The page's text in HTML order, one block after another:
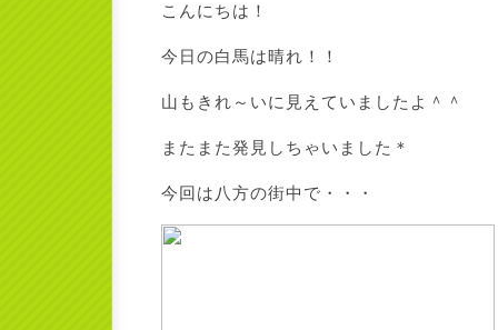
こんにちは！
今日の白馬は晴れ！！
山もきれ～いに見えていましたよ＾＾
またまた発見しちゃいました＊
今回は八方の街中で・・・